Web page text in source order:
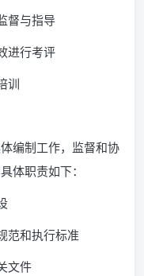
督与指导
进行考评
训
编制工作，监督和协
体职责如下：
范和执行标准
文件